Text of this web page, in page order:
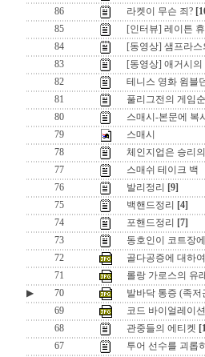
86
라켓이 무슨 죄?
85
[인터뷰] 레이튼
84
[동영상] 샘프라
83
[동영상] 애거시
82
테니스 영화 윔블
81
풀리그전의 게임
80
스매시-본문에 복
79
스매시
78
체인지업은 승리
77
스매쉬 테이크 백
76
발리정리
[9]
75
백핸드정리
[4]
74
포핸드정리
[7]
73
동호인이 코트장
72
골다공증에 대하
71
롤랑 가로스의 유
▶
70
발바닥 통증 (족저
69
코드 바이얼레이
68
관중들의 에티켓
67
투어 선수를 괴롭